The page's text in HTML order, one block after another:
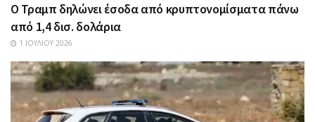
Ο Τραμπ δηλώνει έσοδα από κρυπτονομίσματα πάνω
από 1,4 δισ. δολάρια
1 ΙΟΥΛΊΟΥ 2026